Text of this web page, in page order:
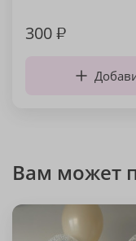
300₽
Вам может